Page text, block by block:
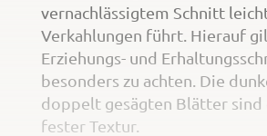
vernachlässigtem Schnitt
Verkahlungen führt. Hierauf
Erziehungs- und
besonders zu achten. Die
doppelt gesägten Blätter sind
fester Textur.